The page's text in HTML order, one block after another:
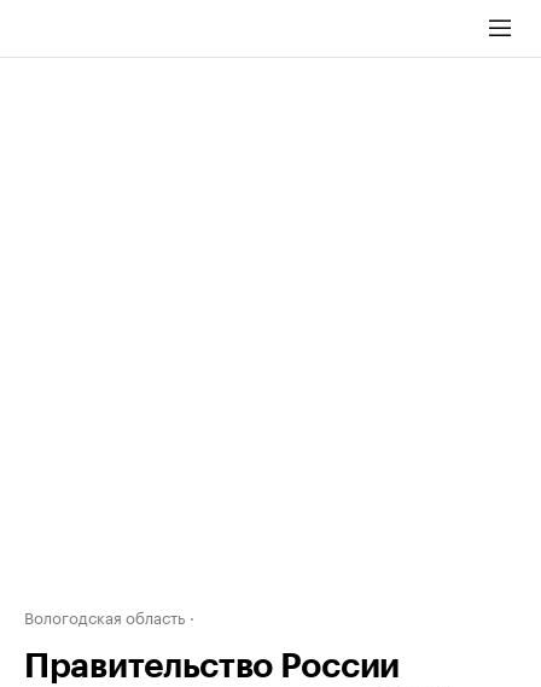
Вологодская область
Правительство России